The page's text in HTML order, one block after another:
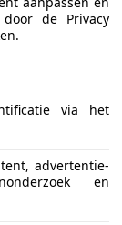
de Privacy
via het
advertentie-
en